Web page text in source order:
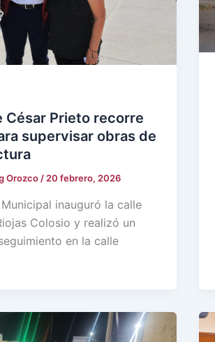
César Prieto recorre
supervisar obras de
Orozco / 20 febrero, 2026
inauguró la calle
Colosio y realizó un
en la calle